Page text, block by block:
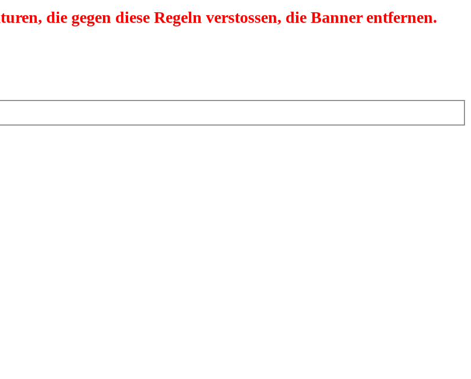
die gegen diese Regeln verstossen, die Banner entfernen.